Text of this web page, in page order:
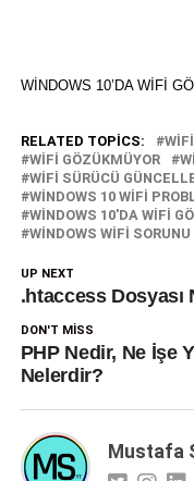
WINDOWS 10’DA WIFI
RELATED TOPICS:
WIFI GÖZÜKMÜYOR
WIFI SÜRÜCÜ
WINDOWS 10 WIFI
WINDOWS 10'DA WIFI
WINDOWS WIFI
UP NEXT
.htaccess Dosyası
DON'T MISS
PHP Nedir, Ne İşe
Nelerdir?
Mustafa